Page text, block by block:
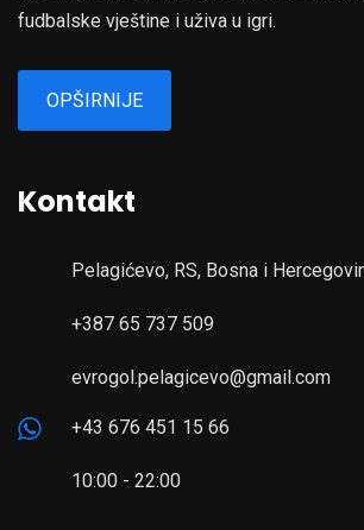
fudbalske vještine i uživa u igri.
OPŠIRNIJE
Kontakt
Pelagićevo, RS, Bosna i
+387 65 737 509
evrogol.pelagicevo@gmail.com
+43 676 451 15 66
10:00 - 22:00